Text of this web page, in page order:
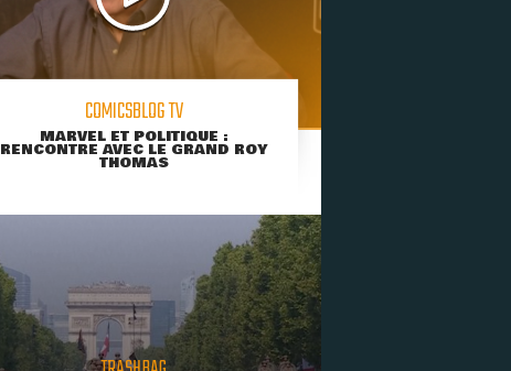
COMICSBLOG TV
MARVEL ET POLITIQUE :
RENCONTRE AVEC LE GRAND ROY
THOMAS